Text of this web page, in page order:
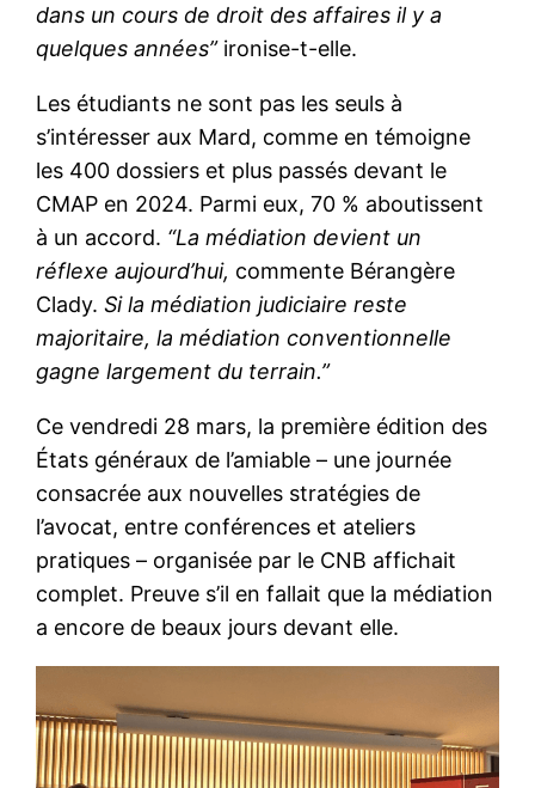
dans un cours de droit des affaires il y a
quelques années”ironise-t-elle.
Les étudiants ne sont pas les seuls à
s’intéresser aux Mard, comme en témoigne
les 400 dossiers et plus passés devant le
CMAP en 2024. Parmi eux, 70 % aboutissent
à un accord. “La médiation devient un
réflexe aujourd’hui, commente Bérangère
Clady.Si la médiation judiciaire reste
majoritaire, la médiation conventionnelle
gagne largement du terrain.”
Ce vendredi 28 mars, la première édition des
États généraux de l’amiable – une journée
consacrée aux nouvelles stratégies de
l’avocat, entre conférences et ateliers
pratiques – organisée par le CNB affichait
complet. Preuve s’il en fallait que la médiation
a encore de beaux jours devant elle.